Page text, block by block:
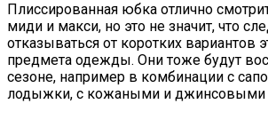
Плиссированная юбка отлично
миди и макси, но это не значит, что
отказываться от коротких вариантов
предмета одежды. Они тоже будут
сезоне, например в комбинации с
лодыжки, с кожаными и джинсовыми